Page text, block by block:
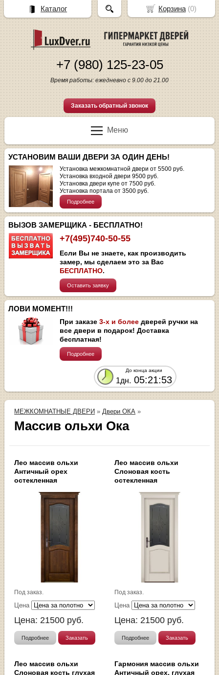
+7 (980) 125-23-05
Время работы: ежедневно с 9.00 до 21.00
Заказать обратный звонок
Меню
УСТАНОВИМ ВАШИ ДВЕРИ ЗА ОДИН ДЕНЬ!
Установка межкомнатной двери от 5500 руб.
Установка входной двери 9500 руб.
Установка двери купе от 7500 руб.
Установка портала от 3500 руб.
Подробнее
ВЫЗОВ ЗАМЕРЩИКА - БЕСПЛАТНО!
+7(495)740-50-55
Если Вы не знаете, как производить
замер, мы сделаем это за Вас
БЕСПЛАТНО.
Оставить заявку
ЛОВИ МОМЕНТ!!!
При заказе3-х и более дверей ручки на
все двери в подарок! Доставка
бесплатная!
Подробнее
До конца акции
1дн. 05:21:52
МЕЖКОМНАТНЫЕ ДВЕРИ » Двери ОКА »
Массив ольхи Ока
Лео массив ольхи
Античный орех
остекленная
Под заказ.
Цена
Цена: 21500 руб.
Подробнее Заказать
Лео массив ольхи
Слоновая кость
остекленная
Под заказ.
Цена
Цена: 21500 руб.
Подробнее Заказать
Лео массив ольхи
Слоновая кость глухая
Гармония массив ольхи
Античный орех, глухая
Корзина(0)
Каталог